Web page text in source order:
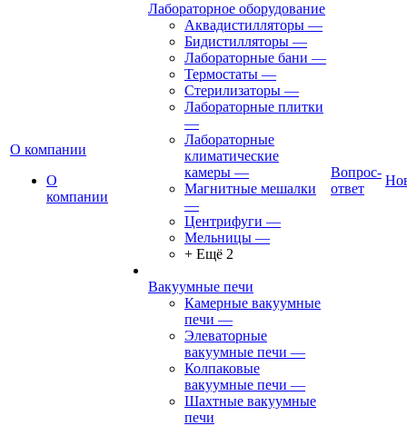
О компании
О
компании
Лабораторное оборудование
Аквадистилляторы —
Бидистилляторы —
Лабораторные бани —
Термостаты —
Стерилизаторы —
Лабораторные плитки
—
Лабораторные
климатические
камеры —
Магнитные мешалки
—
Центрифуги —
Мельницы —
+ Ещё 2
Вакуумные печи
Камерные вакуумные
печи —
Элеваторные
вакуумные печи —
Колпаковые
вакуумные печи —
Шахтные вакуумные
печи
Вопрос-
ответ